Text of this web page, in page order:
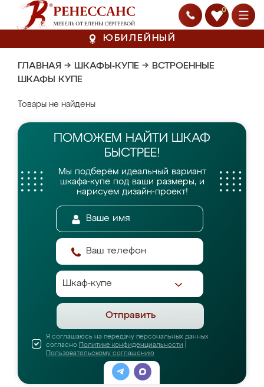
0
ЮБИЛЕЙНЫЙ
ГЛАВНАЯ → ШКАФЫ-КУПЕ → ВСТРОЕННЫЕ
ШКАФЫ КУПЕ
Товары не найдены
ПОМОЖЕМ НАЙТИ ШКАФ
БЫСТРЕЕ!
Мы подберём идеальный вариант
шкафа-купе под ваши размеры, и
нарисуем дизайн-проект!
Отправить
Я соглашаюсь на передачу персональных данных
согласно Политике конфиденциальности
Пользовательскому соглашению